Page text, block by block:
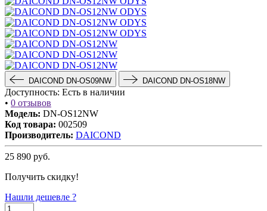
DAICOND DN-OS09NW DAICOND DN-OS18NW
Доступность: Есть в наличии
• 0 отзывов
Модель: DN-OS12NW
Код товара: 002509
Производитель: DAICOND
25 890 руб.
Получить скидку!
Нашли дешевле ?